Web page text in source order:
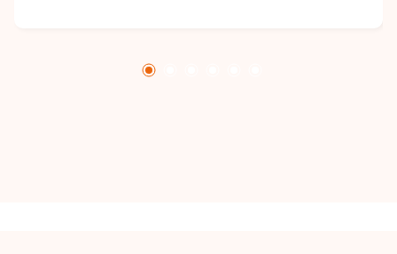
armários em madeira nobre, banheiro social e